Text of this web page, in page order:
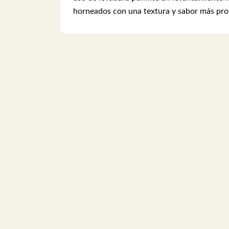
horneados con una textura y sabor más